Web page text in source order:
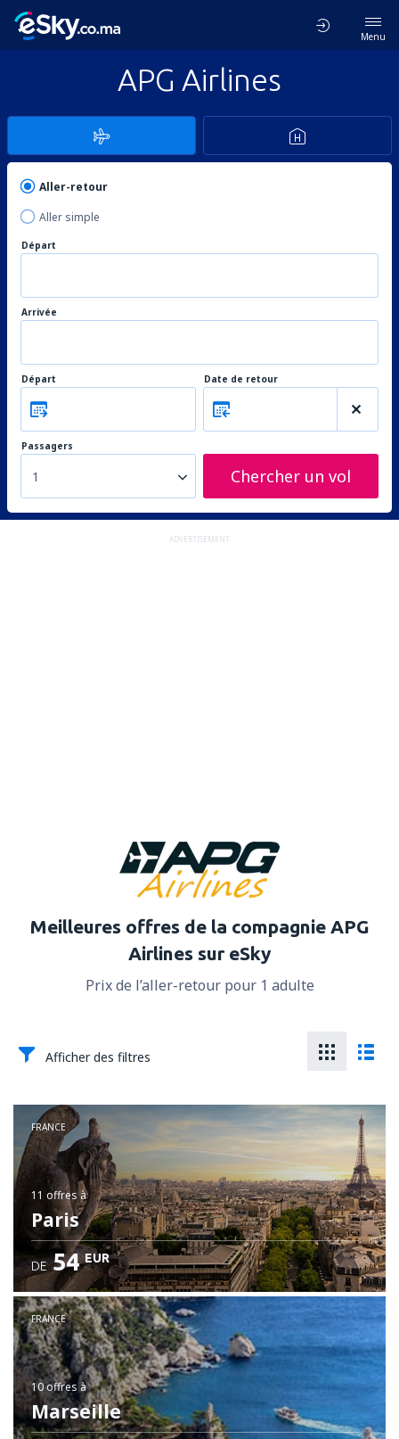
Menu
APG Airlines
Aller-retour
Aller simple
Départ
Arrivée
Départ Date de retour
Passagers
1 Chercher un vol
ADVERTISEMENT
Meilleures offres de la compagnie APG
Airlines sur eSky
Prix de l’aller-retour pour 1 adulte
Afficher des filtres
FRANCE
11 offresà
Paris
DE 54 EUR
FRANCE
10 offres à
Marseille